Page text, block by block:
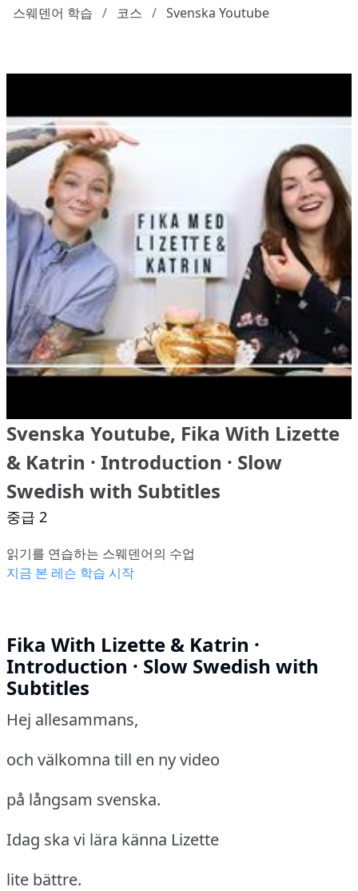
스웨덴어 학습 코스 Svenska Youtube
Svenska Youtube, Fika With Lizette
& Katrin · Introduction · Slow
Swedish with Subtitles
중급 2
읽기를 연습하는 스웨덴어의 수업
지금 본 레슨 학습 시작
Fika With Lizette & Katrin ·
Introduction · Slow Swedish with
Subtitles
Hej allesammans,
och välkomna till en ny video
på långsam svenska.
Idag ska vi lära känna Lizette
lite bättre.